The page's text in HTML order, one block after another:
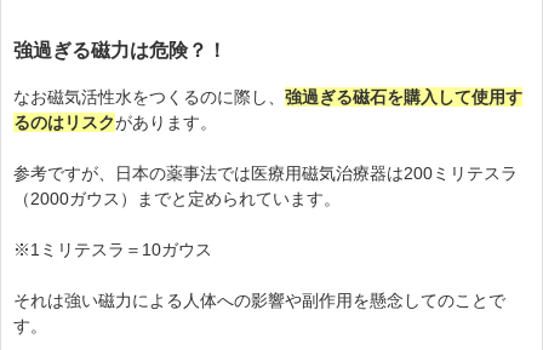
強過ぎる磁力は危険？！
なお磁気活性水をつくるのに際し、 強過ぎる磁石を購入して使用す
るのはリスクがあります。
参考ですが、日本の薬事法では医療用磁気治療器は200ミリテスラ
（2000ガウス）までと定められています。
※1ミリテスラ＝10ガウス
それは強い磁力による人体への影響や副作用を懸念してのことで
す。